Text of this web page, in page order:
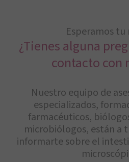
Esperamos tu
¿Tienes alguna
contacto con
Nuestro equipo de
especializados,
farmacéuticos,
microbiólogos, están a
informarte sobre el